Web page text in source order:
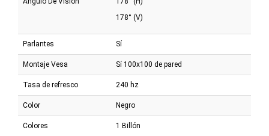
178° (V)
Parlantes Sí
Montaje Vesa Sí 100x100 de pared
Tasa de refresco 240 hz
Color Negro
Colores 1 Billón